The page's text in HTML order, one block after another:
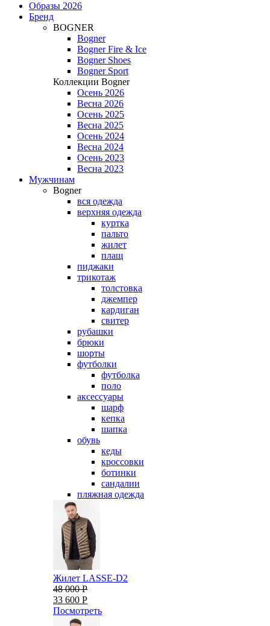
Образы 2026
Бренд
BOGNER
Bogner
Bogner Fire & Ice
Bogner Shoes
Bogner Sport
Коллекции Bogner
Осень 2026
Весна 2026
Осень 2025
Весна 2025
Осень 2024
Весна 2024
Осень 2023
Весна 2023
Мужчинам
Bogner
вся одежда
верхняя одежда
куртка
пальто
жилет
плащ
пиджаки
трикотаж
толстовка
джемпер
кардиган
свитер
рубашки
брюки
шорты
футболки
футболка
поло
аксессуары
шарф
кепка
шапка
обувь
кеды
кроссовки
ботинки
сандалии
пляжная одежда
Жилет LASSE-D2
48 000 Р
33 600 Р
Посмотреть